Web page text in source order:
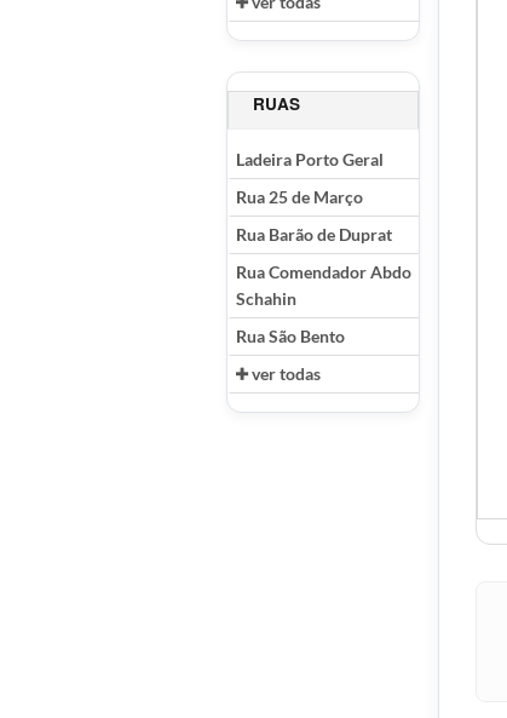
RUAS
Ladeira Porto Geral
Rua 25 de Março
Rua Barão de Duprat
Rua Comendador Abdo
Schahin
Rua São Bento
ver todas